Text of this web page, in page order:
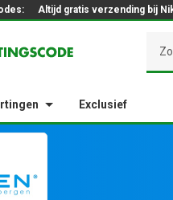
Altijd gratis verzending bij
Exclusief